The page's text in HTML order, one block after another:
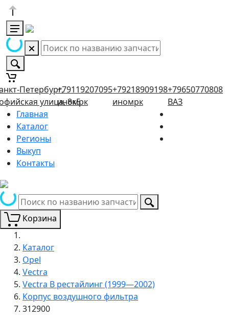
Петербург,
улица, 8к5
+79119207095
иномрк
+79218909198
иномрк
+79650770808
ВАЗ
Главная
Каталог
Регионы
Выкуп
Контакты
Корзина
Каталог
Opel
Vectra
Vectra B рестайлинг (1999—2002)
Корпус воздушного фильтра
312900